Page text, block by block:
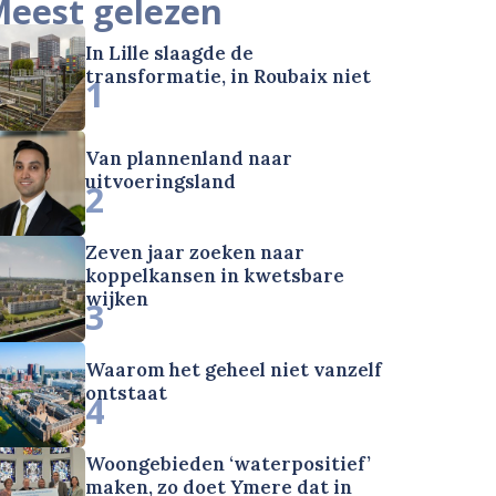
gelezen
In Lille slaagde de
transformatie, in Roubaix niet
1
Van plannenland naar
uitvoeringsland
2
Zeven jaar zoeken naar
koppelkansen in kwetsbare
wijken
3
Waarom het geheel niet vanzelf
ontstaat
4
Woongebieden ‘waterpositief’
maken, zo doet Ymere dat in